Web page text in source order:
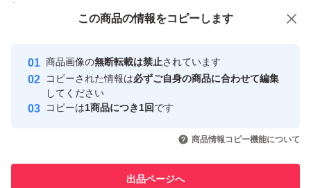
付与しています
安心取引出品者
心・安全なユーザーです
取引実績
引を完了させた実績があります
での取引実績があります
この商品の情報をコピーします
商品画像の無断転載は禁止されています
コピーされた情報は必ずご自身の商品に合わせて編集
してください
コピーは1商品につき1回です
商品情報コピー機能について
出品ページへ
この商品をみている人にオススメ